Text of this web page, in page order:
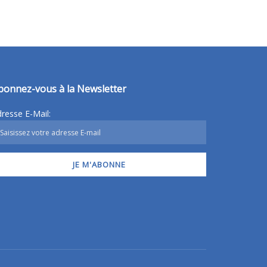
vous à la Newsletter
E-Mail: